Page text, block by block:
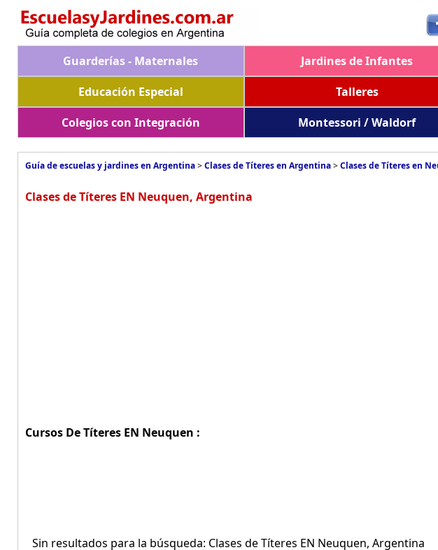
Guarderías - Maternales Jardines de Infantes
Educación Especial
Talleres
Colegios con Integración
Montessori / Waldorf
Guía de escuelas y jardines en Argentina>Clases de Títeres en Argentina>Clases de Títeres en
Clases de Títeres EN Neuquen, Argentina
Cursos De Títeres EN Neuquen :
Sin resultados para la búsqueda: Clases de Títeres EN Neuquen, Argentina